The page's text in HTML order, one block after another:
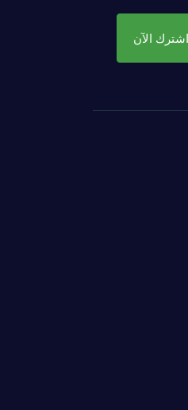
اشترك الآن